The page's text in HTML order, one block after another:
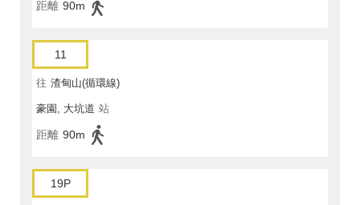
距離 90m
11
往 渣甸山(循環線)
豪園, 大坑道 站
距離 90m
19P